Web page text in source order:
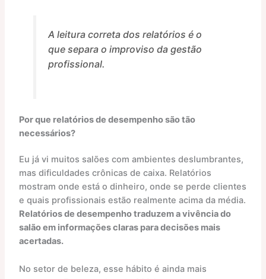
A leitura correta dos relatórios é o
que separa o improviso da gestão
profissional.
Por que relatórios de desempenho são tão
necessários?
Eu já vi muitos salões com ambientes deslumbrantes,
mas dificuldades crônicas de caixa. Relatórios
mostram onde está o dinheiro, onde se perde clientes
e quais profissionais estão realmente acima da média.
Relatórios de desempenho traduzem a vivência do
salão em informações claras para decisões mais
acertadas.
No setor de beleza, esse hábito é ainda mais